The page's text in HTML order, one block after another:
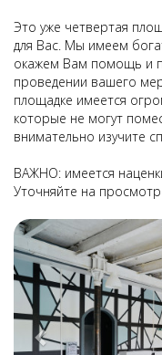
Это уже четвертая
для Вас. Мы имеем
окажем Вам помощь и
проведении вашего
площадке имеется
которые не могут
внимательно изучите
ВАЖНО: имеется
Уточняйте на
Previous